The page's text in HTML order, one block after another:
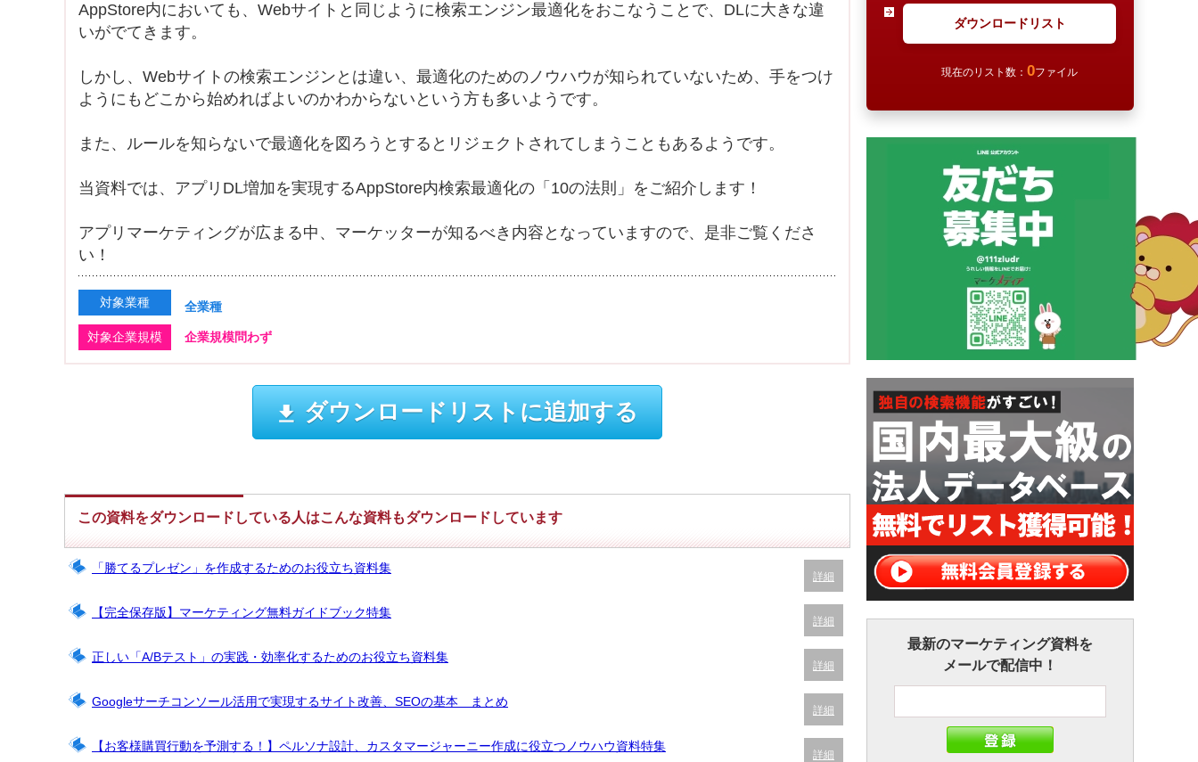
AppStore内においても、Webサイトと同じように検索エンジン最適化をおこなうことで、DLに大きな違
いがでてきます。
しかし、Webサイトの検索エンジンとは違い、最適化のためのノウハウが知られていないため、手をつけ
ようにもどこから始めればよいのかわからないという方も多いようです。
また、ルールを知らないで最適化を図ろうとするとリジェクトされてしまうこともあるようです。
当資料では、アプリDL増加を実現するAppStore内検索最適化の「10の法則」をご紹介します！
アプリマーケティングが広まる中、マーケッターが知るべき内容となっていますので、是非ご覧くださ
い！
対象業種 全業種
対象企業規模 企業規模問わず
ダウンロードリストに追加する
この資料をダウンロードしている人はこんな資料もダウンロードしています
「勝てるプレゼン」を作成するためのお役立ち資料集
詳細
【完全保存版】マーケティング無料ガイドブック特集
詳細
正しい「A/Bテスト」の実践・効率化するためのお役立ち資料集
詳細
Googleサーチコンソール活用で実現するサイト改善、SEOの基本 まとめ
詳細
【お客様購買行動を予測する！】ペルソナ設計、カスタマージャーニー作成に役立つノウハウ資料特集
詳細
ダウンロードリスト
現在のリスト数： 0ファイル
最新のマーケティング資料を
メールで配信中！